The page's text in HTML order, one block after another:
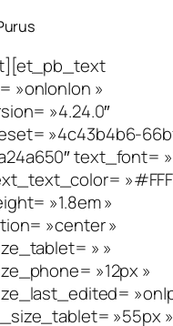
»on|on|on »
»4.24.0″
»4c43b4b6-
text_font=
»1.8em »
»center »
» »
»12px »
»55px »